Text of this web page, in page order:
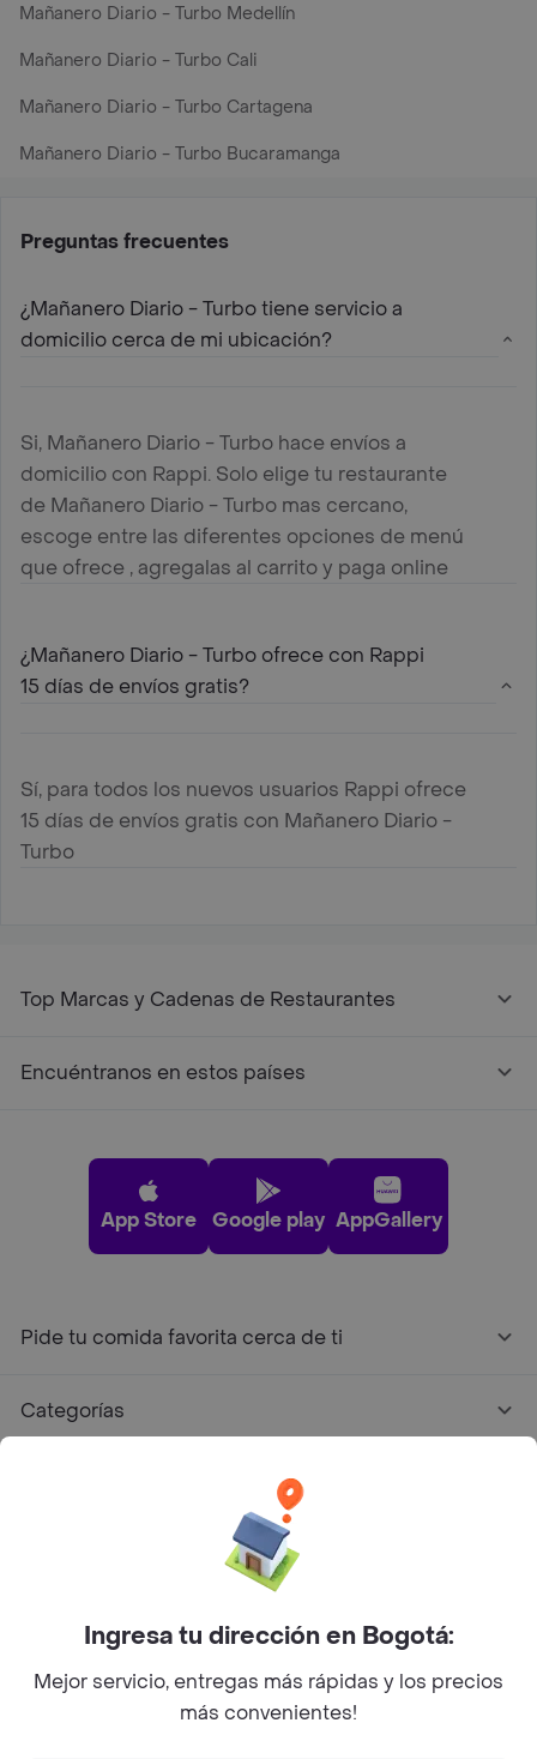
Mañanero Diario - Turbo Medellín
Mañanero Diario - Turbo Cali
Mañanero Diario - Turbo Cartagena
Mañanero Diario - Turbo Bucaramanga
Preguntas frecuentes
¿Mañanero Diario - Turbo tiene servicio a
domicilio cerca de mi ubicación?
Si, Mañanero Diario - Turbo hace envíos a
domicilio con Rappi. Solo elige tu restaurante
de Mañanero Diario - Turbo mas cercano,
escoge entre las diferentes opciones de menú
que ofrece , agregalas al carrito y paga online
¿Mañanero Diario - Turbo ofrece con Rappi
15 días de envíos gratis?
Sí, para todos los nuevos usuarios Rappi ofrece
15 días de envíos gratis con Mañanero Diario -
Turbo
Top Marcas y Cadenas de Restaurantes
Encuéntranos en estos países
App Store Google play AppGallery
Pide tu comida favorita cerca de ti
Categorías
Facebook
Twitter
Instagram
©2026Rappi Inc. All rights reserved.
Ingresa tu dirección en Bogotá:
Mejor servicio, entregas más rápidas y los precios
más convenientes!